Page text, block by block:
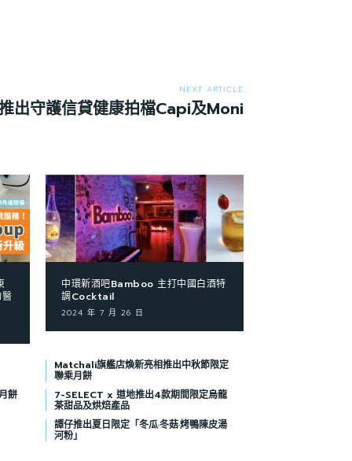
NEXT ARTICLE
出守護信貸健康拍檔Capi及Moni
中環新酒吧Bamboo 主打中國白酒特
調Cocktail
2024 年 7 月 26 日
Matchali旗艦店煥新亮相推出中秋節限定
聯乘月餅
餅 7-SELECT x 道地推出4款期間限定烏龍
茶甜品及烘焙產品
譚仔推出夏日限定「冬瓜·冬菇·烤鴨陳皮湯
河粉」